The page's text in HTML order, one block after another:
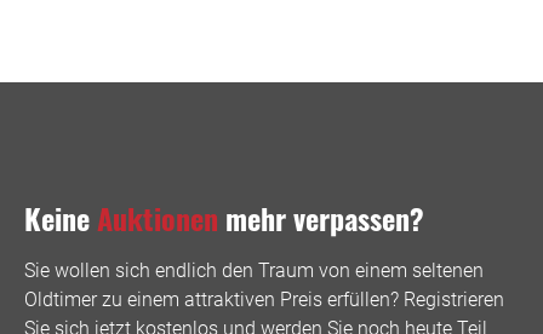
KeineAuktionen mehr verpassen?
Sie wollen sich endlich den Traum von einem seltenen
Oldtimer zu einem attraktiven Preis erfüllen? Registrieren
Sie sich jetzt kostenlos und werden Sie noch heute Teil